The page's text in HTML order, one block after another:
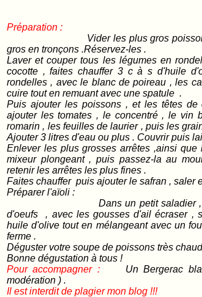
Préparation :
Vider les plus gros
gros en tronçons .Réservez-les .
Laver et couper tous les légumes en
cocotte , faites chauffer 3 c à s d'huile
rondelles , avec le blanc de poireau , les
cuire tout en remuant avec une spatule .
Puis ajouter les poissons , et les têtes
ajouter les tomates , le concentré , le
romarin , les feuilles de laurier , puis les
Ajouter 3 litres d'eau ou plus . Couvrir puis
Enlever les plus grosses arrêtes ,ainsi
mixeur plongeant , puis passez-la au
retenir les arrêtes les plus fines .
Faites chauffer puis ajouter le safran , saler
Préparer l'aïoli :
Dans un petit saladier , casser
d'oeufs , avec les gousses d'ail écraser ,
huile d'olive tout en mélangeant avec un
ferme .
Déguster votre soupe de poissons très
Bonne dégustation à tous !
Pour accompagner :
Un Bergerac
modération ) .
Il est interdit de plagier mon blog !!!